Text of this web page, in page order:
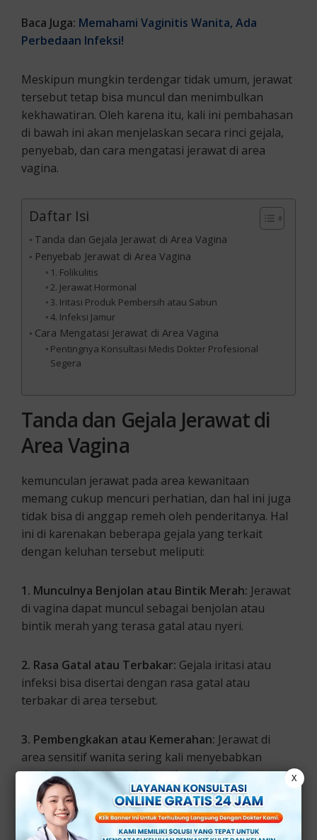
Baca Juga: Memahami Vaginitis Wanita, Ada
Perbedaan Infeksi!
Meskipun mungkin terdengar tidak umum, jerawat
tersebut tetap bisa muncul dan menimbulkan
kekhawatiran. Oleh karena itu, kali ini pembahasan
di bawah ini akan menjelaskan secara rinci gejala,
penyebab, dan cara mengatasi jerawat di area
vagina.
Daftar Isi
Tanda dan Gejala Jerawat di Area Vagina
Penyebab Jerawat di Area Vagina
1. Folikulitis
2. Jerawat Hormonal
3. Iritasi Produk Pembersih atau Sabun
4. Infeksi Jamur
Cara Mengatasi Jerawat di Area Vagina
Pentingnya Konsultasi Medis Dokter Profesional
Segera
Tanda dan Gejala Jerawat di
Area Vagina
kemunculan jerawat pada area kewanitaan
memang cukup mencuri perhatian, dan hal ini juga
tidak bisa di anggap remeh oleh penderitanya. Hal
ini di karenakan beberapa gejala yang terkait
dengan keluhan tersebut meliputi:
1. Munculnya Benjolan atau Bintik Merah: Jerawat
di vagina dapat muncul sebagai benjolan atau
bintik merah yang terasa gatal atau nyeri.
2. Rasa Gatal atau Terbakar: Gejala iritasi atau
infeksi bisa disertai dengan rasa gatal atau
terbakar di area tersebut.
3. Pembengkakan atau Kemerahan: Jerawat di
area sensitif wanita sering kali menyebabkan
pembengkakan atau kemerahan pada area
sekitarnya.
Hati-hati, jika Anda mungkin mencurigai adanya
X